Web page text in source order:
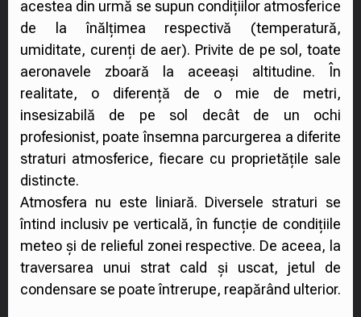
acestea din urmă se supun condițiilor atmosferice
de la înălțimea respectivă (temperatură,
umiditate, curenți de aer). Privite de pe sol, toate
aeronavele zboară la aceeași altitudine. În
realitate, o diferență de o mie de metri,
insesizabilă de pe sol decât de un ochi
profesionist, poate însemna parcurgerea a diferite
straturi atmosferice, fiecare cu proprietățile sale
distincte.
Atmosfera nu este liniară. Diversele straturi se
întind inclusiv pe verticală, în funcție de condițiile
meteo și de relieful zonei respective. De aceea, la
traversarea unui strat cald și uscat, jetul de
condensare se poate întrerupe, reapărând ulterior.